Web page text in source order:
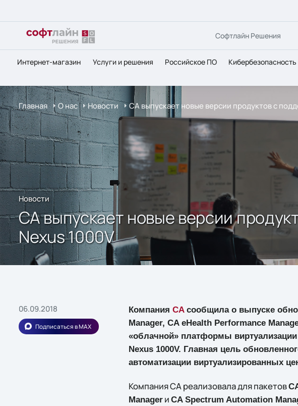
Софтлайн Решения
Интернет-магазин Услуги и решения Российское ПО Кибербезопасность
Главная О нас Новости CA выпускает новые версии продуктов с
Новости
CA выпускает новые версии
Nexus 1000V
06.09.2018
Подписаться в MAX
Компания CAсообщила о выпуске
Manager, CA eHealth Performance
«облачной» платформы
Nexus 1000V. Главная цель
автоматизации виртуализированных
Компания CA реализовала для пакетов
Managerи CA Spectrum Automation